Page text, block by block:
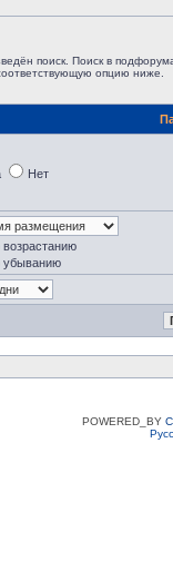
поиск. Поиск в
опцию ниже.
Нет
возрастанию
убыванию
POWERED_BY